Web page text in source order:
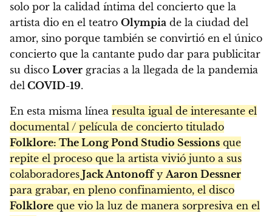
solo por la calidad íntima del concierto que la
artista dio en el teatro Olympia de la ciudad del
amor, sino porque también se convirtió en el único
concierto que la cantante pudo dar para publicitar
su disco Lover gracias a la llegada de la pandemia
del COVID-19.
En esta misma línea resulta igual de interesante el
documental / película de concierto titulado
Folklore: The Long Pond Studio Sessions que
repite el proceso que la artista vivió junto a sus
colaboradores Jack AntonoffyAaron Dessner
para grabar, en pleno confinamiento, el disco
Folklore que vio la luz de manera sorpresiva en el